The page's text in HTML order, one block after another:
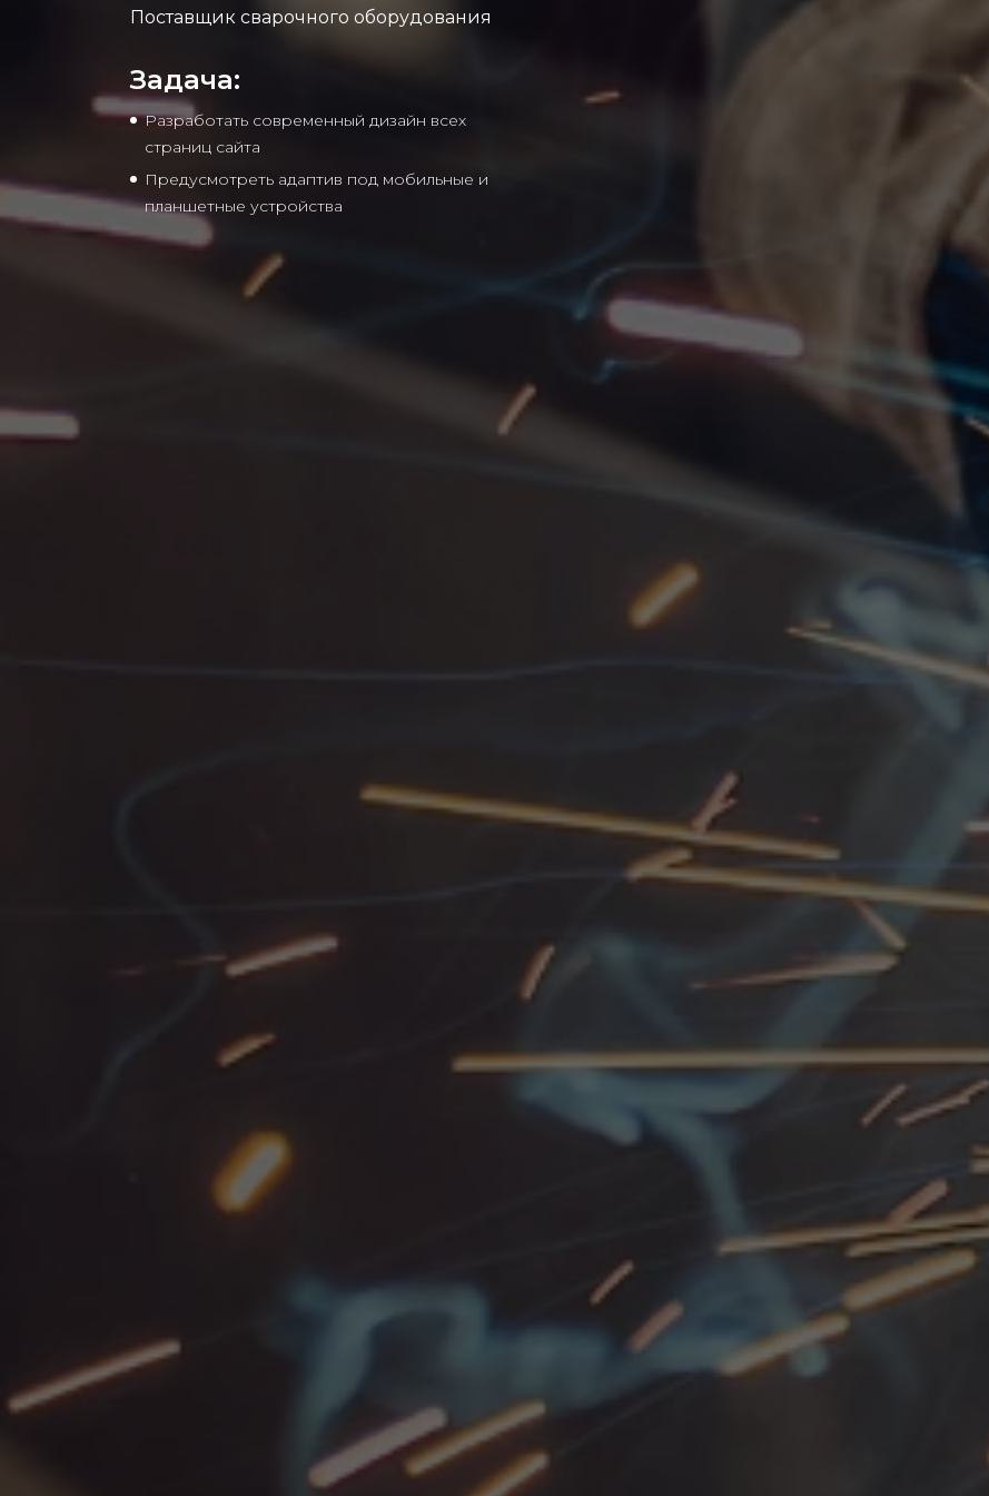
Поставщик сварочного оборудования
Задача:
Разработать современный дизайн всех
страниц сайта
Предусмотреть адаптив под мобильные и
планшетные устройства